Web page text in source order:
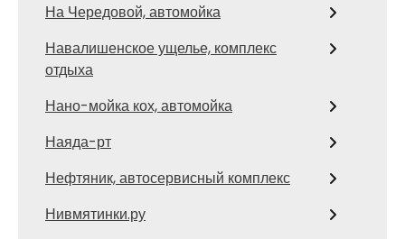
На Чередовой, автомойка
Навалишенское ущелье, комплекс
отдыха
Нано-мойка кох, автомойка
Наяда-рт
Нефтяник, автосервисный комплекс
Нивмятинки.ру